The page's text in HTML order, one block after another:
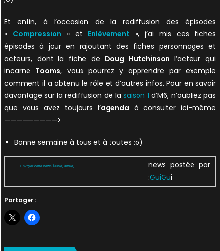
Et enfin, à l’occasion de la rediffusion des épisodes
« Compression » et Enlèvement », j’ai mis ces fiches
épisodes à jour en rajoutant des fiches personnages et
acteurs, dont la fiche de Doug Hutchinson l’acteur qui
incarne Tooms, vous pourrez y apprendre par exemple
comment il a obtenu le rôle et d’autres infos. Pour en savoir
davantage sur la rediffusion de la saison 1d’M6, n’oubliez pas
que vous avez toujours l’agenda à consulter ici-même
—————————>
Bonne semaine à tous et à toutes :o)
Envoyer cette news à un(e) ami(e)
news postée par
:GuiGui
Partager :